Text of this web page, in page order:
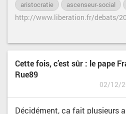
aristocratie ascenseur-social
Cette fois, c’est sûr : le pape
Rue89
02/12/
Décidément, ça fait plusieurs